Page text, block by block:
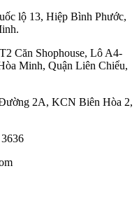
lộ 13, Hiệp Bình Phước,
Căn Shophouse, Lô A4-
Minh, Quận Liên Chiểu,
2A, KCN Biên Hòa 2,